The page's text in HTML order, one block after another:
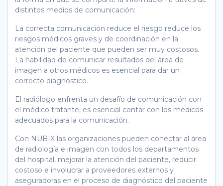
distintos medios de comunicación:
La correcta comunicación reduce el riesgo reduce los
riesgos médicos graves y de coordinación en la
atención del paciente que pueden ser muy costosos.
La habilidad de comunicar resultados del área de
imagen a otros médicos es esencial para dar un
correcto diagnóstico.
El radiólogo enfrenta un desafío de comunicación con
el médico tratante, es esencial contar con los médicos
adecuados para la comunicación.
Con NUBIX las organizaciones pueden conectar al área
de radiología e imagen con todos los departamentos
del hospital, mejorar la atención del paciente, reducir
costoso e involucrar a proveedores externos y
aseguradoras en el proceso de diagnóstico del paciente